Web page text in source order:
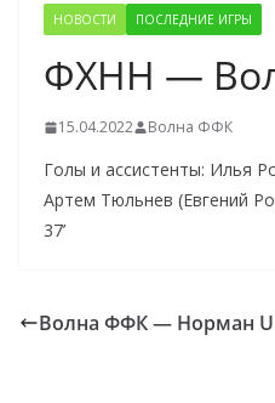
НОВОСТИ ПОСЛЕДНИЕ ИГРЫ
ФХНН —
15.04.2022 Волна ФФК
Голы и ассистенты: Илья
Артем Тюльнев (Евгений
37’
Волна ФФК — Норман